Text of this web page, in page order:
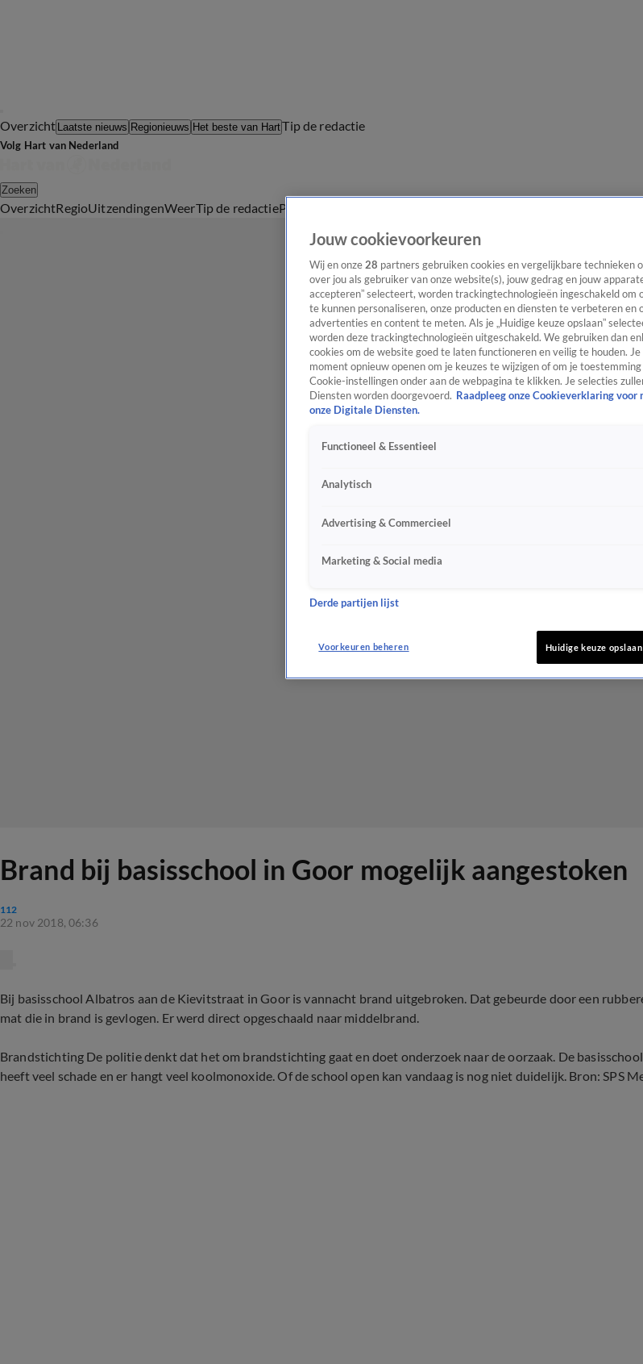
Overzicht Laatste nieuws Regionieuws Het beste van HartTip de redactie
Volg Hart van Nederland
Zoeken
OverzichtRegioUitzendingenWeerTip de redactiePanel
Brand bij basisschool in Goor mogelijk aangestoken
112
22 nov 2018, 06:36
Bij basisschool Albatros aan de Kievitstraat in Goor is vannacht brand uitgebroken. Dat gebeurde door een
mat die in brand is gevlogen. Er werd direct opgeschaald naar middelbrand.
Brandstichting De politie denkt dat het om brandstichting gaat en doet onderzoek naar de oorzaak. De basisschool
heeft veel schade en er hangt veel koolmonoxide. Of de school open kan vandaag is nog niet duidelijk. Bron: SPS
Jouw cookievoorkeuren
Wij en onze 28 partners gebruiken cookies en vergelijkbare technieken
over jou als gebruiker van onze website(s), jouw gedrag en jouw
accepteren” selecteert, worden trackingtechnologieën ingeschakeld om
te kunnen personaliseren, onze producten en diensten te verbeteren en
advertenties en content te meten. Als je „Huidige keuze opslaan”
worden deze trackingtechnologieën uitgeschakeld. We gebruiken dan
cookies om de website goed te laten functioneren en veilig te houden.
moment opnieuw openen om je keuzes te wijzigen of om je
Cookie-instellingen onder aan de webpagina te klikken. Je selecties
Diensten worden doorgevoerd. Raadpleeg onze Cookieverklaring voor
onze Digitale Diensten.
Functioneel & Essentieel
Analytisch
Advertising & Commercieel
Marketing & Social media
Derde partijen lijst
Voorkeuren beheren Huidige keuze opslaan